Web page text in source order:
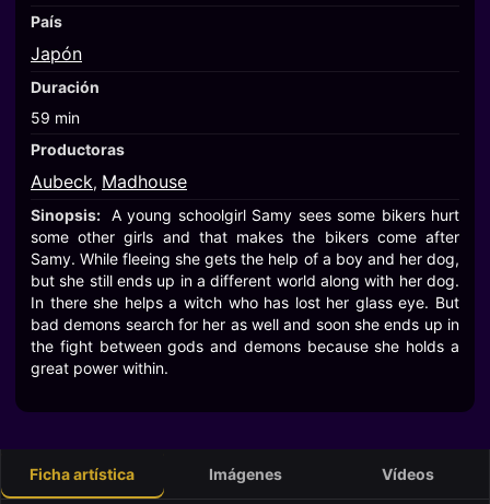
País
Japón
Duración
59 min
Productoras
Aubeck, Madhouse
Sinopsis: A young schoolgirl Samy sees some bikers hurt
some other girls and that makes the bikers come after
Samy. While fleeing she gets the help of a boy and her dog,
but she still ends up in a different world along with her dog.
In there she helps a witch who has lost her glass eye. But
bad demons search for her as well and soon she ends up in
the fight between gods and demons because she holds a
great power within.
Ficha artística Imágenes Vídeos